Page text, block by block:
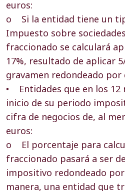
euros:
o Si la entidad tiene un
Impuesto sobre
fraccionado se calculará
17%, resultado de aplicar
gravamen redondeado por
• Entidades que en los 12
inicio de su periodo
cifra de negocios de, al
euros:
o El porcentaje para
fraccionado pasará a ser
impositivo redondeado por
manera, una entidad que